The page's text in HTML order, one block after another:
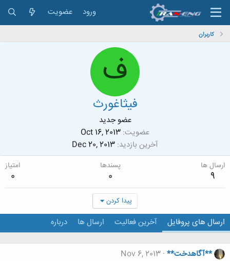
ورود عضویت
کاربران
ف
فيثاغورث
عضو جدید
عضویت Oct 16, 2013
آخرین بازدید Dec 20, 2013
ارسال ها
9
پسندها
0
امتیاز
0
پیدا کردن
ارسال های پروفایل آخرین فعالیت ارسال ها درباره
**آگاهدخت** Nov 6, 2013